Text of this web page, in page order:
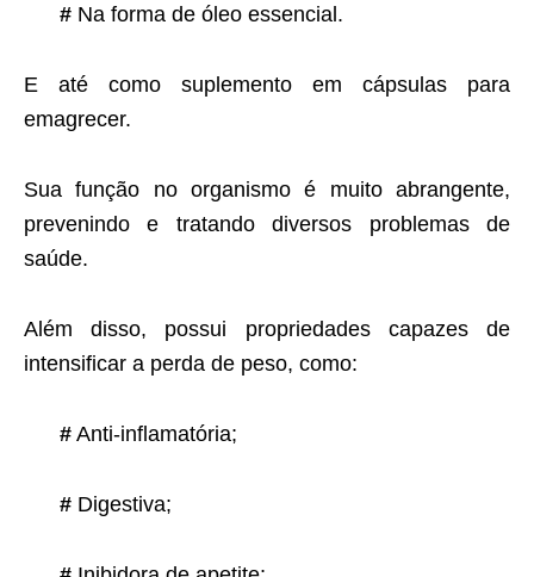
# Na forma de óleo essencial.
E até como suplemento em cápsulas para
emagrecer.
Sua função no organismo é muito abrangente,
prevenindo e tratando diversos problemas de
saúde.
Além disso, possui propriedades capazes de
intensificar a perda de peso, como:
# Anti-inflamatória;
# Digestiva;